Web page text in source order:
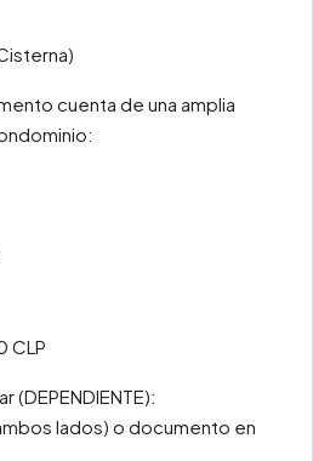
cuenta de una amplia
CLP
(DEPENDIENTE):
lados) o documento en